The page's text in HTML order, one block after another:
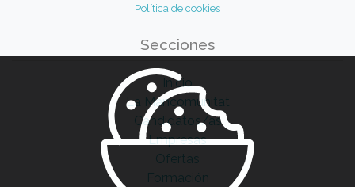
Política de cookies
Secciones
Inicio
La Mancomunitat
Candidatos/as
Empresas
Ofertas
Formación